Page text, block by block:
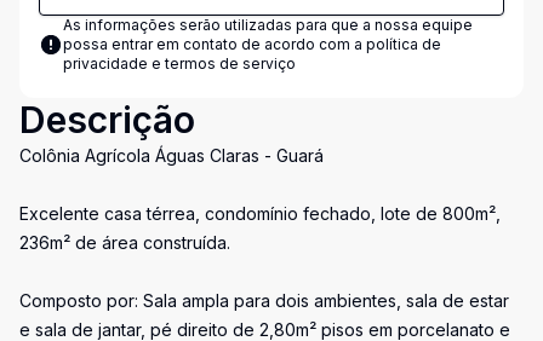
As informações serão utilizadas para que a nossa equipe
possa entrar em contato de acordo com a política de
privacidade e termos de serviço
Descrição
Colônia Agrícola Águas Claras - Guará
Excelente casa térrea, condomínio fechado, lote de 800m²,
236m² de área construída.
Composto por: Sala ampla para dois ambientes, sala de estar
e sala de jantar, pé direito de 2,80m² pisos em porcelanato e